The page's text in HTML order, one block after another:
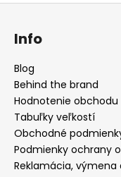
Z
Info
Blog
Behind the brand
Hodnotenie obchodu
Tabuľky veľkostí
Obchodné
Podmienky ochrany
Reklamácia,